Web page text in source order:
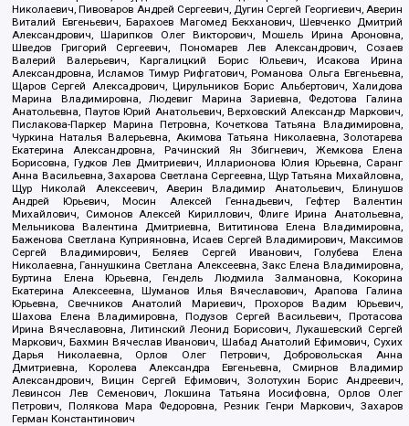
Николаевич, Пивоваров Андрей Сергеевич, Дугин Сергей Георгиевич, Аверин
Виталий Евгеньевич, Барахоев Магомед Бекханович, Шевченко Дмитрий
Александрович, Шарипков Олег Викторович, Мошель Ирина Ароновна,
Шведов Григорий Сергеевич, Пономарев Лев Александрович, Созаев
Валерий Валерьевич, Каргалицкий Борис Юльевич, Исакова Ирина
Александровна, Исламов Тимур Рифгатович, Романова Ольга Евгеньевна,
Щаров Сергей Алексадрович, Цирульников Борис Альбертович, Халидова
Марина Владимировна, Людевиг Марина Зариевна, Федотова Галина
Анатольевна, Паутов Юрий Анатольевич, Верховский Александр Маркович,
Пислакова-Паркер Марина Петровна, Кочеткова Татьяна Владимировна,
Чуркина Наталья Валерьевна, Акимова Татьяна Николаевна, Золотарева
Екатерина Александровна, Рачинский Ян Збигневич, Жемкова Елена
Борисовна, Гудков Лев Дмитриевич, Илларионова Юлия Юрьевна, Саранг
Анна Васильевна, Захарова Светлана Сергеевна, Щур Татьяна Михайловна,
Щур Николай Алексеевич, Аверин Владимир Анатольевич, Блинушов
Андрей Юрьевич, Мосин Алексей Геннадьевич, Гефтер Валентин
Михайлович, Симонов Алексей Кириллович, Флиге Ирина Анатольевна,
Мельникова Валентина Дмитриевна, Вититинова Елена Владимировна,
Баженова Светлана Куприяновна, Исаев Сергей Владимирович, Максимов
Сергей Владимирович, Беляев Сергей Иванович, Голубева Елена
Николаевна, Ганнушкина Светлана Алексеевна, Закс Елена Владимировна,
Буртина Елена Юрьевна, Гендель Людмила Залмановна, Кокорина
Екатерина Алексеевна, Шуманов Илья Вячеславович, Арапова Галина
Юрьевна, Свечников Анатолий Мариевич, Прохоров Вадим Юрьевич,
Шахова Елена Владимировна, Подузов Сергей Васильевич, Протасова
Ирина Вячеславовна, Литинский Леонид Борисович, Лукашевский Сергей
Маркович, Бахмин Вячеслав Иванович, Шабад Анатолий Ефимович, Сухих
Дарья Николаевна, Орлов Олег Петрович, Добровольская Анна
Дмитриевна, Королева Александра Евгеньевна, Смирнов Владимир
Александрович, Вицин Сергей Ефимович, Золотухин Борис Андреевич,
Левинсон Лев Семенович, Локшина Татьяна Иосифовна, Орлов Олег
Петрович, Полякова Мара Федоровна, Резник Генри Маркович, Захаров
Герман Константинович